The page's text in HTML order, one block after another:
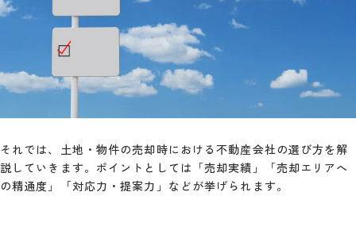
それでは、土地・物件の売却時における不動産会社の選び方を解
説していきます。ポイントとしては「売却実績」「売却エリアへ
の精通度」「対応力・提案力」などが挙げられます。